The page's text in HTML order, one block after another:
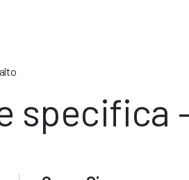
specifica